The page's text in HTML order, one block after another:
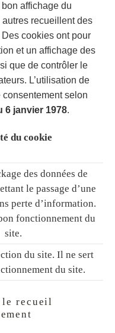
affichage du
recueillent des
cookies ont pour
et un affichage des
que de contrôler le
L’utilisation de
selon
6 janvier 1978.
du cookie
des données de
le passage d’une
perte d’information.
fonctionnement du
site.
du site. Il ne sert
du site.
le recueil